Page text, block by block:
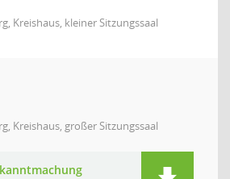
Kreishaus, kleiner Sitzungssaal
Kreishaus, großer Sitzungssaal